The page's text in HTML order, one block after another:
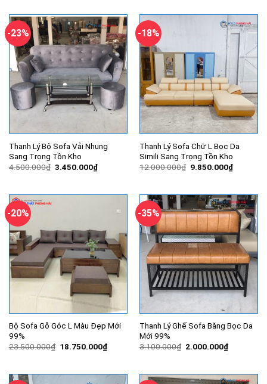
1.600.000₫.
-23%
Thanh Lý Bộ Sofa Vải Nhung
Sang Trọng Tồn Kho
4.500.000₫ Giá
3.450.000₫Giá
hiện
3.450.000₫.
-18%
Thanh Lý Sofa Chữ L Bọc Da
Simili Sang Trọng Tồn Kho
12.000.000₫ Giá
9.850.000₫Giá
hiện
-20%
Bộ Sofa Gỗ Góc L Màu Đẹp Mới
99%
23.500.000₫ Giá
18.750.000₫Giá
hiện
18.750.000₫.
-35%
Thanh Lý Ghế Sofa Băng Bọc Da
Mới 99%
3.100.000₫ Giá
2.000.000₫Giá
hiện